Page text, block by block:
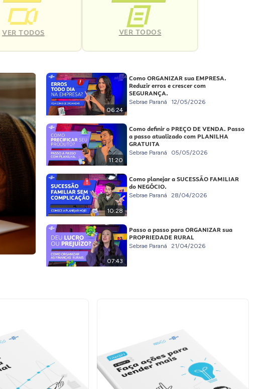
VER TODOS VER TODOS
06:24
Como ORGANIZAR sua EMPRESA.
Reduzir erros e crescer com
SEGURANÇA.
Sebrae Paraná 12/05/2026
11:20
Como definir o PREÇO DE VENDA. Passo
a passo atualizado com PLANILHA
GRATUITA
Sebrae Paraná 05/05/2026
10:28
Como planejar a SUCESSÃO FAMILIAR
do NEGÓCIO.
Sebrae Paraná 28/04/2026
07:43
Passo a passo para ORGANIZAR sua
PROPRIEDADE RURAL
Sebrae Paraná 21/04/2026